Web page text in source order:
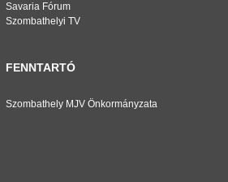
Savaria Fórum
Szombathelyi TV
FENNTARTÓ
Szombathely MJV Önkormányzata